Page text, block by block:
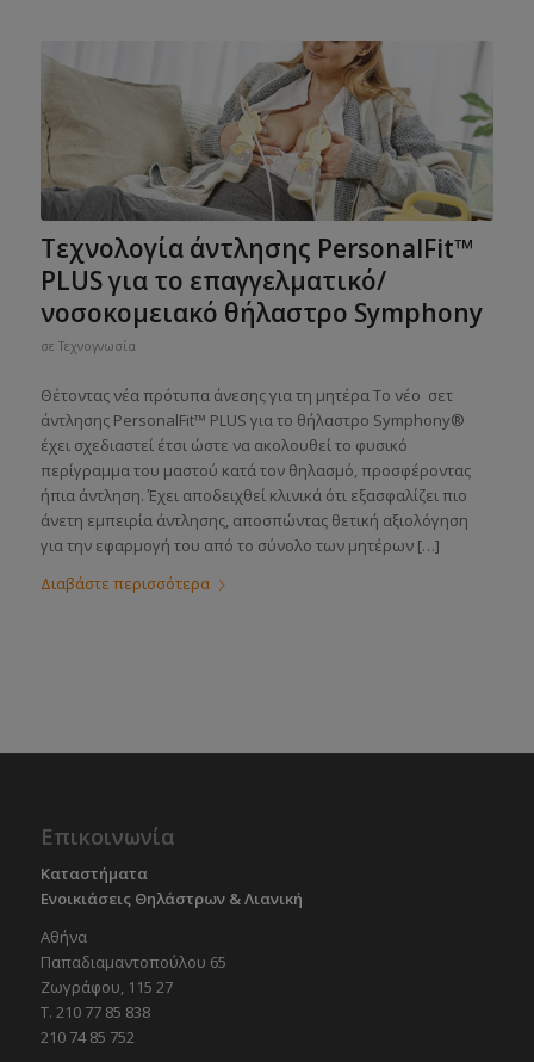
Τεχνολογία άντλησης PersonalFit™
PLUS για το επαγγελματικό/
νοσοκομειακό θήλαστρο Symphony
σε Τεχνογνωσία
Θέτοντας νέα πρότυπα άνεσης για τη μητέρα Το νέο σετ
άντλησης PersonalFit™ PLUS για το θήλαστρο Symphony®
έχει σχεδιαστεί έτσι ώστε να ακολουθεί το φυσικό
περίγραμμα του μαστού κατά τον θηλασμό, προσφέροντας
ήπια άντληση. Έχει αποδειχθεί κλινικά ότι εξασφαλίζει πιο
άνετη εμπειρία άντλησης, αποσπώντας θετική αξιολόγηση
για την εφαρμογή του από το σύνολο των μητέρων […]
Διαβάστε περισσότερα
Επικοινωνία
Καταστήματα
Ενοικιάσεις Θηλάστρων & Λιανική
Αθήνα
Παπαδιαμαντοπούλου 65
Ζωγράφου, 115 27
Τ. 210 77 85 838
210 74 85 752